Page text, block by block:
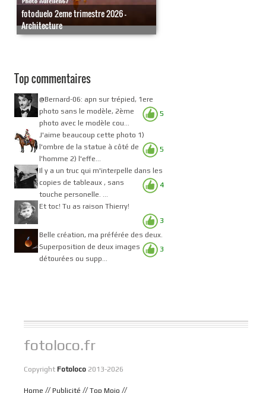
fotoduelo 2eme trimestre 2026 -
Architecture
Top commentaires
5
@Bernard-06: apn sur trépied, 1ere
photo sans le modèle, 2ème
photo avec le modèle cou...
5
J'aime beaucoup cette photo 1)
l'ombre de la statue à côté de
l'homme 2) l'effe...
4
Il y a un truc qui m'interpelle dans les
copies de tableaux , sans
touche personelle. ...
3
Et toc! Tu as raison Thierry!
3
Belle création, ma préférée des deux.
Superposition de deux images
détourées ou supp...
fotoloco.fr
Copyright Fotoloco 2013-2026
Home // Publicité // Top Mojo //